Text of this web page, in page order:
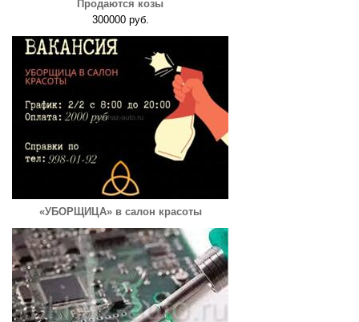
Продаются козы
300000 руб.
«УБОРЩИЦА» в салон красоты